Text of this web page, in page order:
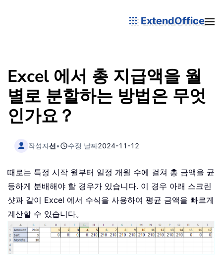
ExtendOffice
Excel 에서 총 지급액을 월
별로 분할하는 방법은 무엇
인가요？
작성자선• 수정 날짜2024-11-12
때로는 특정 시작 월부터 일정 개월 수에 걸쳐 총 금액을 균
등하게 분배해야 할 경우가 있습니다. 이 경우 아래 스크린
샷과 같이 Excel 에서 수식을 사용하여 평균 금액을 빠르게
계산할 수 있습니다。